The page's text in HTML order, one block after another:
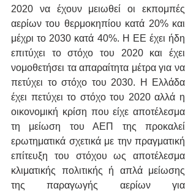
2020 να έχουν μειωθεί οι εκπομπές
αερίων του θερμοκηπίου κατά 20% και
μέχρι το 2030 κατά 40%. Η ΕΕ έχει ήδη
επιτύχει το στόχο του 2020 και έχει
νομοθετήσει τα απαραίτητα μέτρα για να
πετύχει το στόχο του 2030. Η Ελλάδα
έχει πετύχει το στόχο του 2020 αλλά η
οικονομική κρίση που είχε αποτέλεσμα
τη μείωση του ΑΕΠ της προκαλεί
ερωτηματικά σχετικά με την πραγματική
επίτευξη του στόχου ως αποτέλεσμα
κλιματικής πολιτικής ή απλά μείωσης
της παραγωγής αερίων για